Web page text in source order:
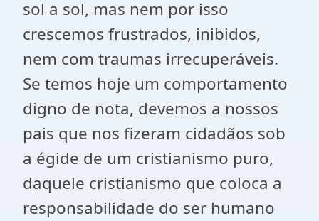
sol a sol, mas nem por isso
crescemos frustrados, inibidos,
nem com traumas irrecuperáveis.
Se temos hoje um comportamento
digno de nota, devemos a nossos
pais que nos fizeram cidadãos sob
a égide de um cristianismo puro,
daquele cristianismo que coloca a
responsabilidade do ser humano